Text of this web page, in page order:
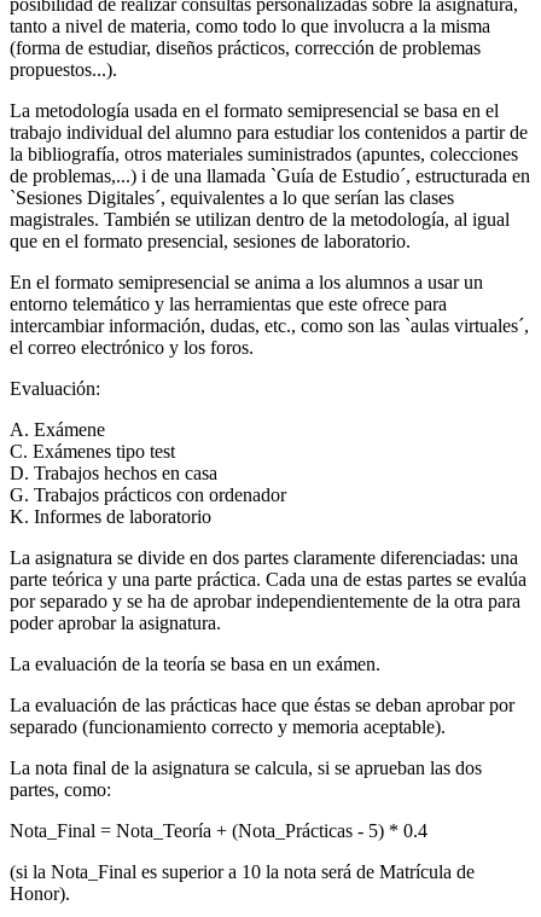
posibilidad de realizar consultas personalizadas sobre la asignatura,
tanto a nivel de materia, como todo lo que involucra a la misma
(forma de estudiar, diseños prácticos, corrección de problemas
propuestos...).
La metodología usada en el formato semipresencial se basa en el
trabajo individual del alumno para estudiar los contenidos a partir de
la bibliografía, otros materiales suministrados (apuntes, colecciones
de problemas,...) i de una llamada `Guía de Estudio´, estructurada en
`Sesiones Digitales´, equivalentes a lo que serían las clases
magistrales. También se utilizan dentro de la metodología, al igual
que en el formato presencial, sesiones de laboratorio.
En el formato semipresencial se anima a los alumnos a usar un
entorno telemático y las herramientas que este ofrece para
intercambiar información, dudas, etc., como son las `aulas virtuales´,
el correo electrónico y los foros.
Evaluación:
A. Exámene
C. Exámenes tipo test
D. Trabajos hechos en casa
G. Trabajos prácticos con ordenador
K. Informes de laboratorio
La asignatura se divide en dos partes claramente diferenciadas: una
parte teórica y una parte práctica. Cada una de estas partes se evalúa
por separado y se ha de aprobar independientemente de la otra para
poder aprobar la asignatura.
La evaluación de la teoría se basa en un exámen.
La evaluación de las prácticas hace que éstas se deban aprobar por
separado (funcionamiento correcto y memoria aceptable).
La nota final de la asignatura se calcula, si se aprueban las dos
partes, como:
Nota_Final = Nota_Teoría + (Nota_Prácticas - 5) * 0.4
(si la Nota_Final es superior a 10 la nota será de Matrícula de
Honor).